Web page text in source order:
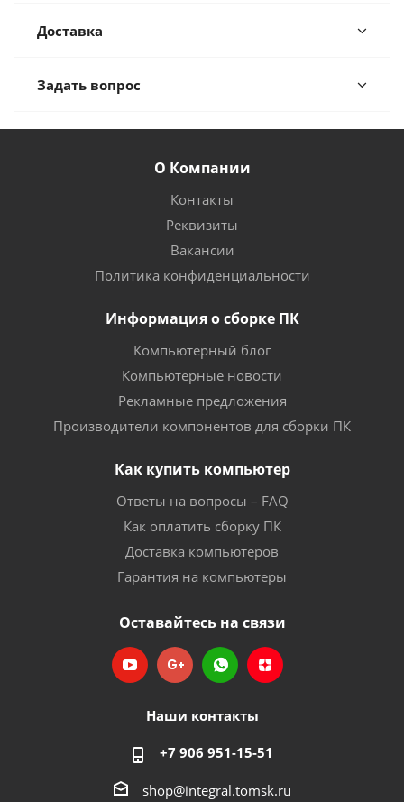
Доставка
Задать вопрос
О Компании
Контакты
Реквизиты
Вакансии
Политика конфиденциальности
Информация о сборке ПК
Компьютерный блог
Компьютерные новости
Рекламные предложения
Производители компонентов для сборки ПК
Как купить компьютер
Ответы на вопросы – FAQ
Как оплатить сборку ПК
Доставка компьютеров
Гарантия на компьютеры
Оставайтесь на связи
Наши контакты
+7 906 951-15-51
shop@integral.tomsk.ru